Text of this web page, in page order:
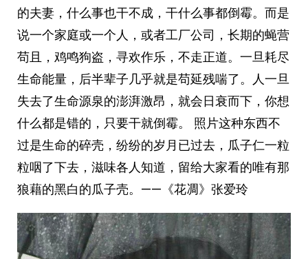
的夫妻，什么事也干不成，干什么事都倒霉。而是
说一个家庭或一个人，或者工厂公司，长期的蝇营
苟且，鸡鸣狗盗，寻欢作乐，不走正道。一旦耗尽
生命能量，后半辈子几乎就是苟延残喘了。人一旦
失去了生命源泉的澎湃激昂，就会日衰而下，你想
什么都是错的，只要干就倒霉。 ​​​照片这种东西不
过是生命的碎壳，纷纷的岁月已过去，瓜子仁一粒
粒咽了下去，滋味各人知道，留给大家看的唯有那
狼藉的黑白的瓜子壳。——《花凋》张爱玲